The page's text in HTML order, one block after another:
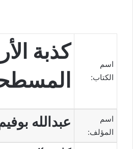
اسم
الكتاب:
كذبة
اسم
المؤلف:
عبدالله